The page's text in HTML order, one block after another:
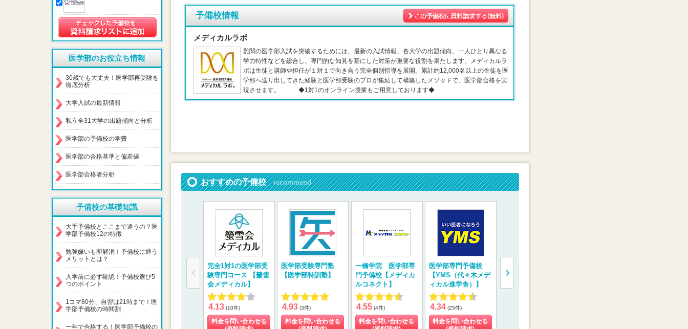
予備校情報
メディカルラボ
難関の医学部入試を突破するためには、最新の入試情報、各大学の出題傾向、一人ひとり異なる
学力特性などを総合し、専門的な知見を基にした対策が重要な役割を果たします。メディカルラ
ボは生徒と講師や担任が１対１で向き合う完全個別指導を展開。累計約12,000名以上の生徒を医
学部へ送り出してきた経験と医学部受験のプロが集結して構築したメソッドで、医学部合格を実
現させます。 ◆1対1のオンライン授業もご用意しております◆
おすすめの予備校 recommend
完全1対1の医学部受
験専門コース 【螢雪
会メディカル】
4.13 (10件)
料金を問い合わせる
医学部受験専門塾
【医学部特訓塾】
4.93 (3件)
料金を問い合わせる
一橋学院 医学部専
門予備校【メディカ
ルコネクト】
4.55 (4件)
料金を問い合わせる
医学部専門予備校
【YMS（代々木メデ
ィカル進学舎）】
4.34 (25件)
料金を問い合わせる
予備校【レクサス
医学部のお役立ち情報
30歳でも大丈夫！医学部再受験を
徹底分析
大学入試の最新情報
私立全31大学の出題傾向と分析
医学部の予備校の学費
医学部の合格基準と偏差値
医学部合格者分析
予備校の基礎知識
大手予備校とここまで違うの？医
学部予備校12の特徴
勉強嫌いも即解消！予備校に通う
メリットとは？
入学前に必ず確認！予備校選び5
つのポイント
1コマ80分、自習は21時まで！医
学部予備校の時間割
一年で合格する！医学部予備校の